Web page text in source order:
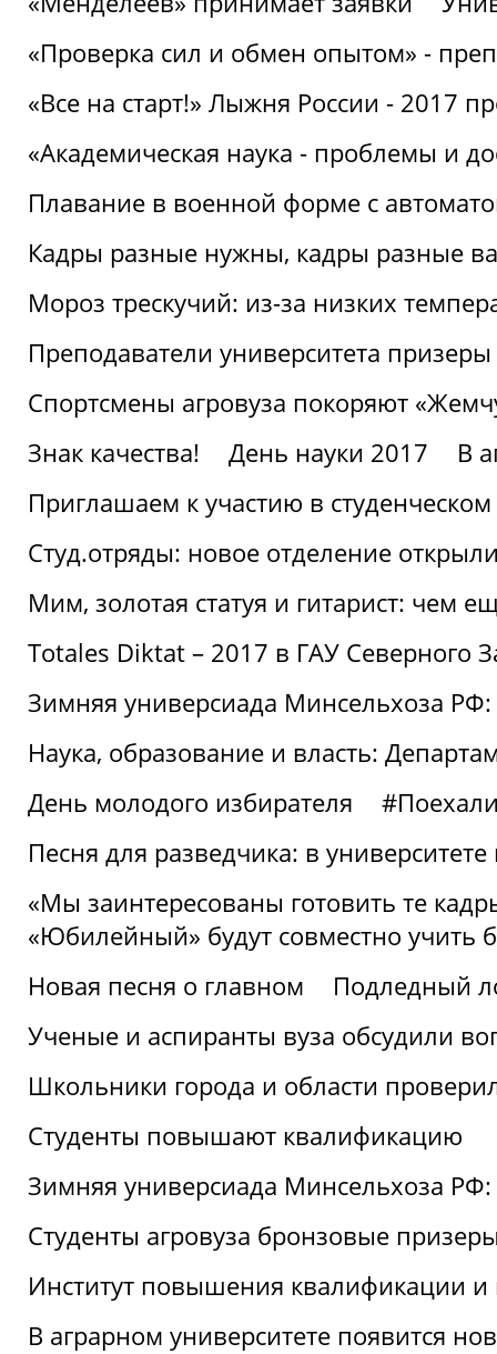
«Проверка сил и обмен опытом» -
«Все на старт!» Лыжня России - 2017
«Академическая наука - проблемы и
Плавание в военной форме с
Кадры разные нужны, кадры разные
Мороз трескучий: из-за низких
Преподаватели университета
Спортсмены агровуза покоряют
Знак качества!
День науки 2017
В
Приглашаем к участию в
Студ.отряды: новое отделение
Мим, золотая статуя и гитарист: чем
Totales Diktat – 2017 в ГАУ Северного
Зимняя универсиада Минсельхоза
Наука, образование и власть:
День молодого избирателя
Песня для разведчика: в
«Мы заинтересованы готовить те
«Юбилейный» будут совместно учить
Новая песня о главном
Подледный
Ученые и аспиранты вуза обсудили
Школьники города и области
Студенты повышают квалификацию
Зимняя универсиада Минсельхоза
Студенты агровуза бронзовые
Институт повышения квалификации и
В аграрном университете появится